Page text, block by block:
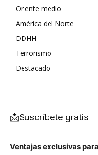
Oriente medio
América del Norte
DDHH
Terrorismo
Destacado
📩Suscríbete gratis
Ventajas exclusivas